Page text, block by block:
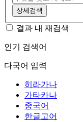
상세검색
결과 내 재검색
인기 검색어
다국어 입력
히라가나
가타카나
중국어
한글고어